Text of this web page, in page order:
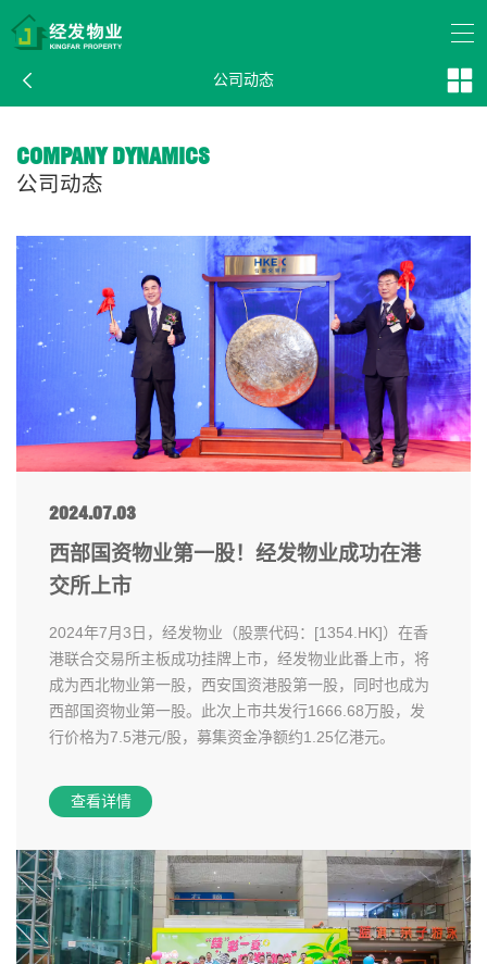
COMPANY DYNAMICS
公司动态
公司动态
COMPANY DYNAMICS
公司动态
2024.07.03
西部国资物业第一股！经发物业成功在港
交所上市
2024年7月3日，经发物业（股票代码：[1354.HK]）在香
港联合交易所主板成功挂牌上市，经发物业此番上市，将
成为西北物业第一股，西安国资港股第一股，同时也成为
西部国资物业第一股。此次上市共发行1666.68万股，发
行价格为7.5港元/股，募集资金净额约1.25亿港元。
查看详情